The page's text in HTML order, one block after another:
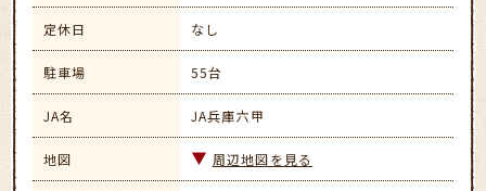
定休日 なし
駐車場 55台
JA名 JA兵庫六甲
地図 周辺地図を見る